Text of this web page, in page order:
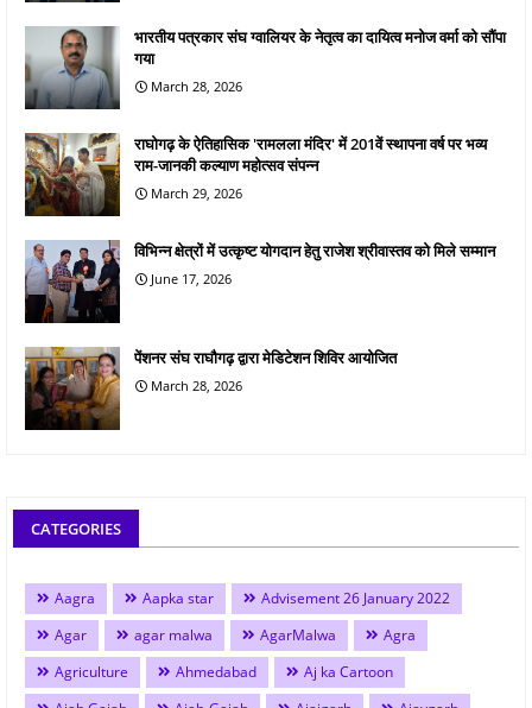
भारतीय पत्रकार संघ ग्वालियर के नेतृत्व का दायित्व मनोज वर्मा को सौंपा
गया
March 28, 2026
राघोगढ़ के ऐतिहासिक 'रामलला मंदिर' में 201वें स्थापना वर्ष पर भव्य
राम-जानकी कल्याण महोत्सव संपन्न
March 29, 2026
विभिन्न क्षेत्रों में उत्कृष्ट योगदान हेतु राजेश श्रीवास्तव को मिले सम्मान
June 17, 2026
पेंशनर संघ राघौगढ़ द्वारा मेडिटेशन शिविर आयोजित
March 28, 2026
CATEGORIES
Aagra Aapka star
Advisement 26 January 2022
Agar
agar malwa AgarMalwa
Agra
Agriculture
Ahmedabad
Aj ka Cartoon